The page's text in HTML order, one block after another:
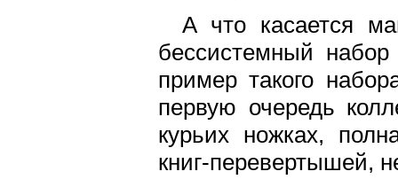
А что касается
бессистемный
пример такого
первую очередь
курьих ножках,
книг-перевертышей,